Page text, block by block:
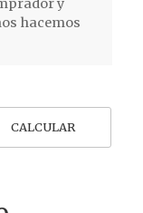
y
hacemos
CALCULAR